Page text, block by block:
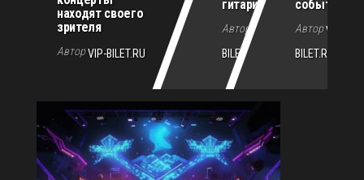
находят своего
зрителя
АвторVIP-BILET.RU
гитариста
Автор VIP-
BILET.RU
событиям
АвторVIP-
BILET.RU